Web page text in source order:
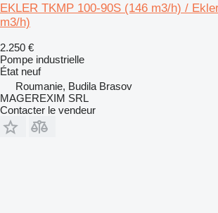
EKLER TKMP 100-90S (146 m3/h) /
m3/h)
2.250 €
Pompe industrielle
État neuf
Roumanie, Budila Brasov
MAGEREXIM SRL
Contacter le vendeur